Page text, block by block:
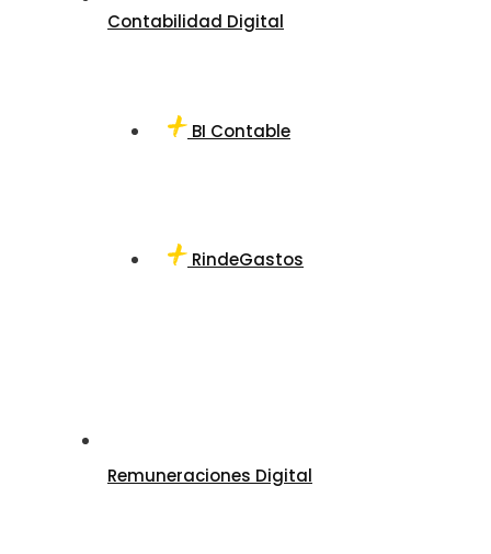
Contabilidad Digital
BI Contable
RindeGastos
Remuneraciones Digital